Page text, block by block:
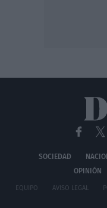
SOCIEDAD
OPINIÓN
EQUIPO AVISO LEGAL